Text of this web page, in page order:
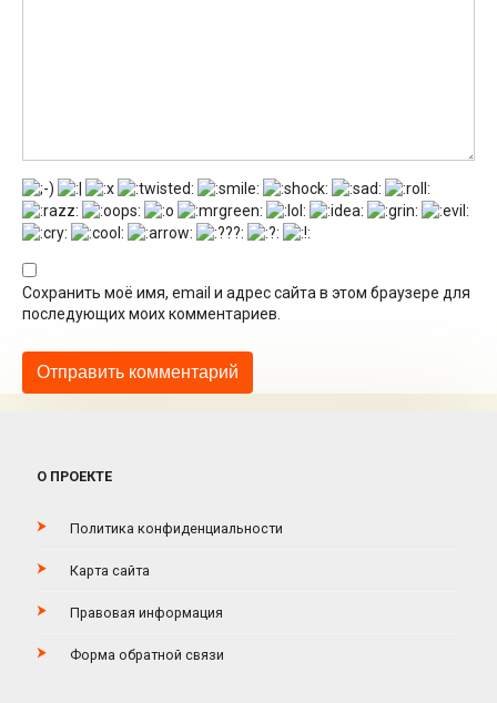
Сохранить моё имя, email и адрес сайта в этом браузере для
последующих моих комментариев.
О ПРОЕКТЕ
Политика конфиденциальности
Карта сайта
Правовая информация
Форма обратной связи